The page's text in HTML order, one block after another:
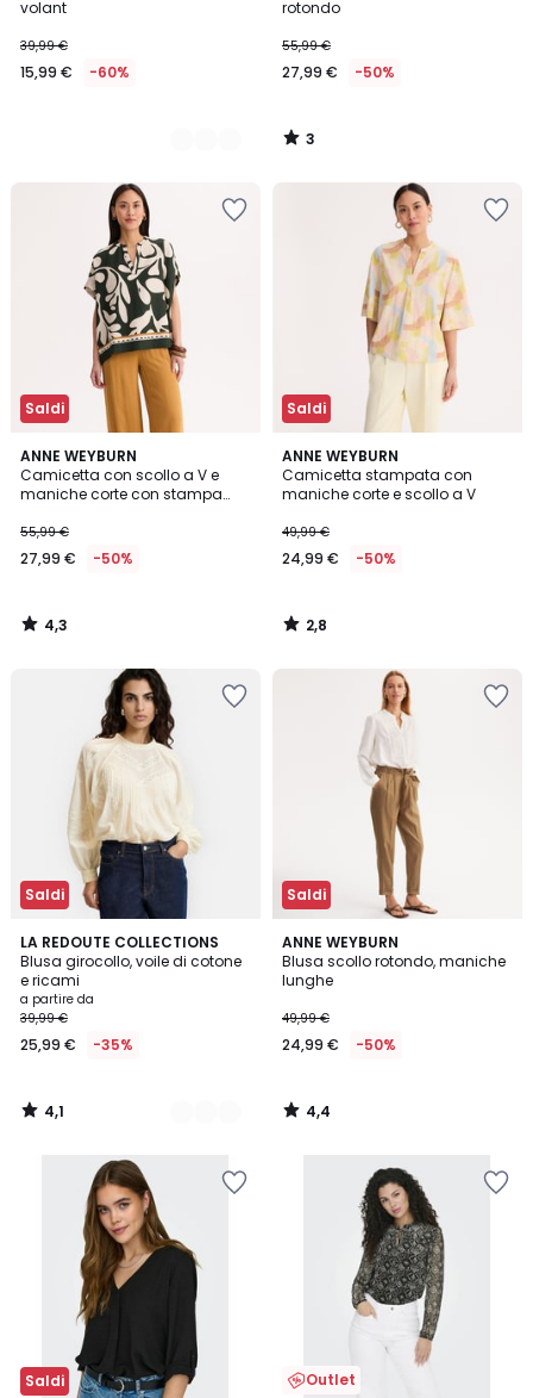
volant
€
Invece
applicato.
39,99 €
15,99 € -60%
rotondo
55,99 €
27,99 € -50%
5
3
/
Saldi
ANNE WEYBURN
Camicetta con scollo a V e
maniche corte con stampa
55,99 €
27,99 € -50%
4,3
/ 5
4,3
/
Saldi
ANNE WEYBURN
Camicetta stampata con
maniche corte e scollo a V
49,99 €
24,99 € -50%
2,8
/ 5
2,8
/
Saldi
LA REDOUTE COLLECTIONS
Blusa girocollo, voile di cotone
e ricami
a partire da
39,99 €
25,99 € -35%
4,1
/ 5
2
Colori
4,1
/
Saldi
ANNE WEYBURN
Blusa scollo rotondo, maniche
lunghe
49,99 €
24,99 € -50%
4,4
/ 5
4,4
/
Saldi Outlet